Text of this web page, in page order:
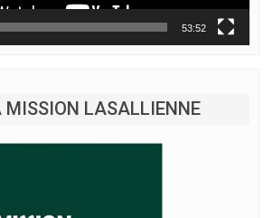
53:52
MISSION LASALLIENNE